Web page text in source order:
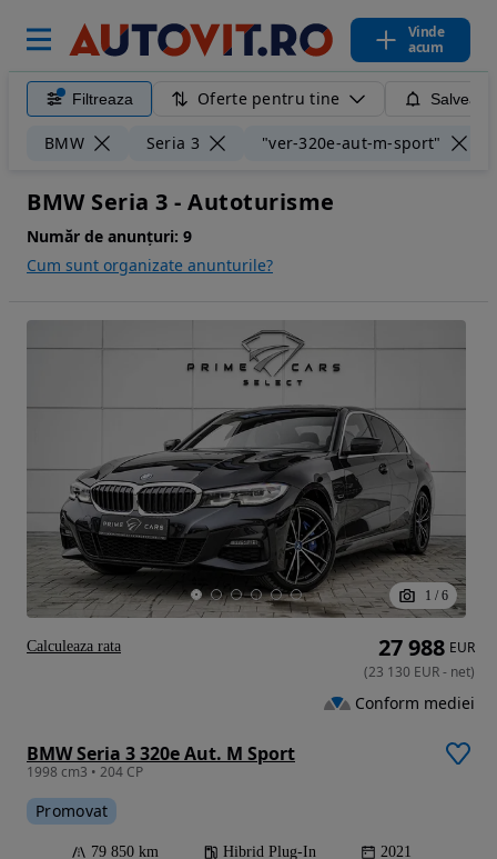
Vinde
acum
Filtreaza Oferte pentru tine
BMW Seria 3 "ver-320e-aut-m-sport"
BMW Seria 3 - Autoturisme
Număr de anunțuri: 9
Cum sunt organizate anunturile?
1 / 6
BMW Seria 3 320e Aut. M Sport
1998 cm3 • 204 CP
Promovat
79 850 km Hibrid Plug-In 2021
27 988 EUR
(23 130 EUR- net)
Conform mediei
Calculeaza rata